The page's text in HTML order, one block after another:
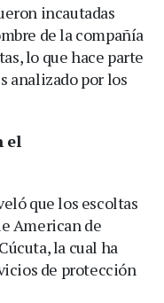
incautadas
de la compañía
lo que hace parte
analizado por los
el
que los escoltas
American de
la cual ha
de protección